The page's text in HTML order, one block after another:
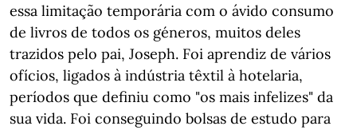
essa limitação temporária com o ávido consumo
de livros de todos os géneros, muitos deles
trazidos pelo pai, Joseph. Foi aprendiz de vários
ofícios, ligados à indústria têxtil à hotelaria,
períodos que definiu como "os mais infelizes" da
sua vida. Foi conseguindo bolsas de estudo para